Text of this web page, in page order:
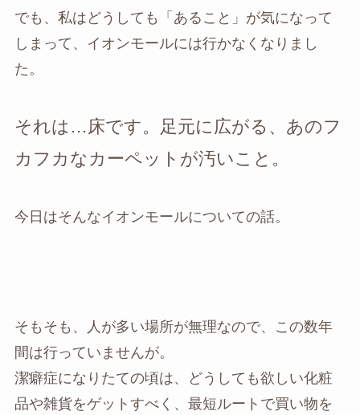
でも、私はどうしても「あること」が気になって
しまって、イオンモールには行かなくなりまし
た。
それは…床です。足元に広がる、あのフ
カフカなカーペットが汚いこと。
今日はそんなイオンモールについての話。
そもそも、人が多い場所が無理なので、この数年
間は行っていませんが。
潔癖症になりたての頃は、どうしても欲しい化粧
品や雑貨をゲットすべく、最短ルートで買い物を